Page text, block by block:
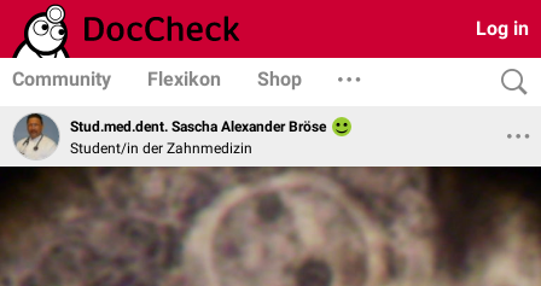
Log in
Community Flexikon Shop
Stud.med.dent. Sascha Alexander Bröse
Student/in der Zahnmedizin